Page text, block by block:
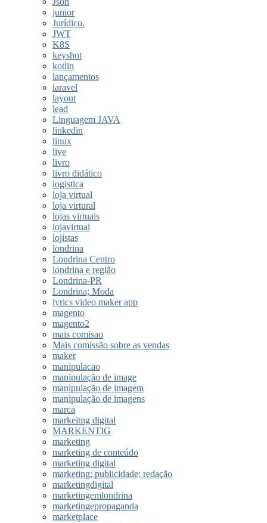
junior
Jurídico.
JWT
K8S
keyshot
kotlin
lançamentos
laravel
layout
lead
Linguagem JAVA
linkedin
linux
live
livro
livro didático
logistica
loja virtual
loja virtural
lojas virtuais
lojavirtual
lojistas
londrina
Londrina Centro
londrina e região
Londrina-PR
Londrina; Moda
lyrics video maker app
magento
magento2
mais comisao
Mais comissão sobre as vendas
maker
manipulacao
manipulação de image
manipulação de imagem
manipulação de imagens
marca
markeitng digital
MARKENTIG
marketing
marketing de conteúdo
marketing digital
marketing; publicidade; redação
marketingdigital
marketingemlondrina
marketingepropaganda
marketplace